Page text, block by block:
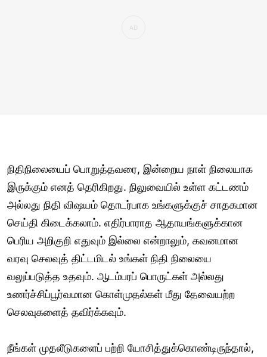
நிதிநிலையைப் பொறுத்தவரை, இன்றைய நாள் நிலையாக
இருக்கும் எனத் தெரிகிறது. நிலுவையில் உள்ள கட்டணம்
அல்லது நிதி விஷயம் தொடர்பாக உங்களுக்குச் சாதகமான
செய்தி கிடைக்கலாம். எதிர்பாராத ஆதாயங்களுக்கான
பெரிய அறிகுறி எதுவும் இல்லை என்றாலும், கவனமான
வரவு செலவுத் திட்டமிடல் உங்கள் நிதி நிலையை
வலுப்படுத்த உதவும். ஆடம்பரப் பொருட்கள் அல்லது
உணர்ச்சிப்பூர்வமான கொள்முதல்கள் மீது தேவையற்ற
செலவுகளைத் தவிர்க்கவும்.
நீங்கள் முதலீடுகளைப் பற்றி யோசித்துக்கொண்டிருந்தால்,